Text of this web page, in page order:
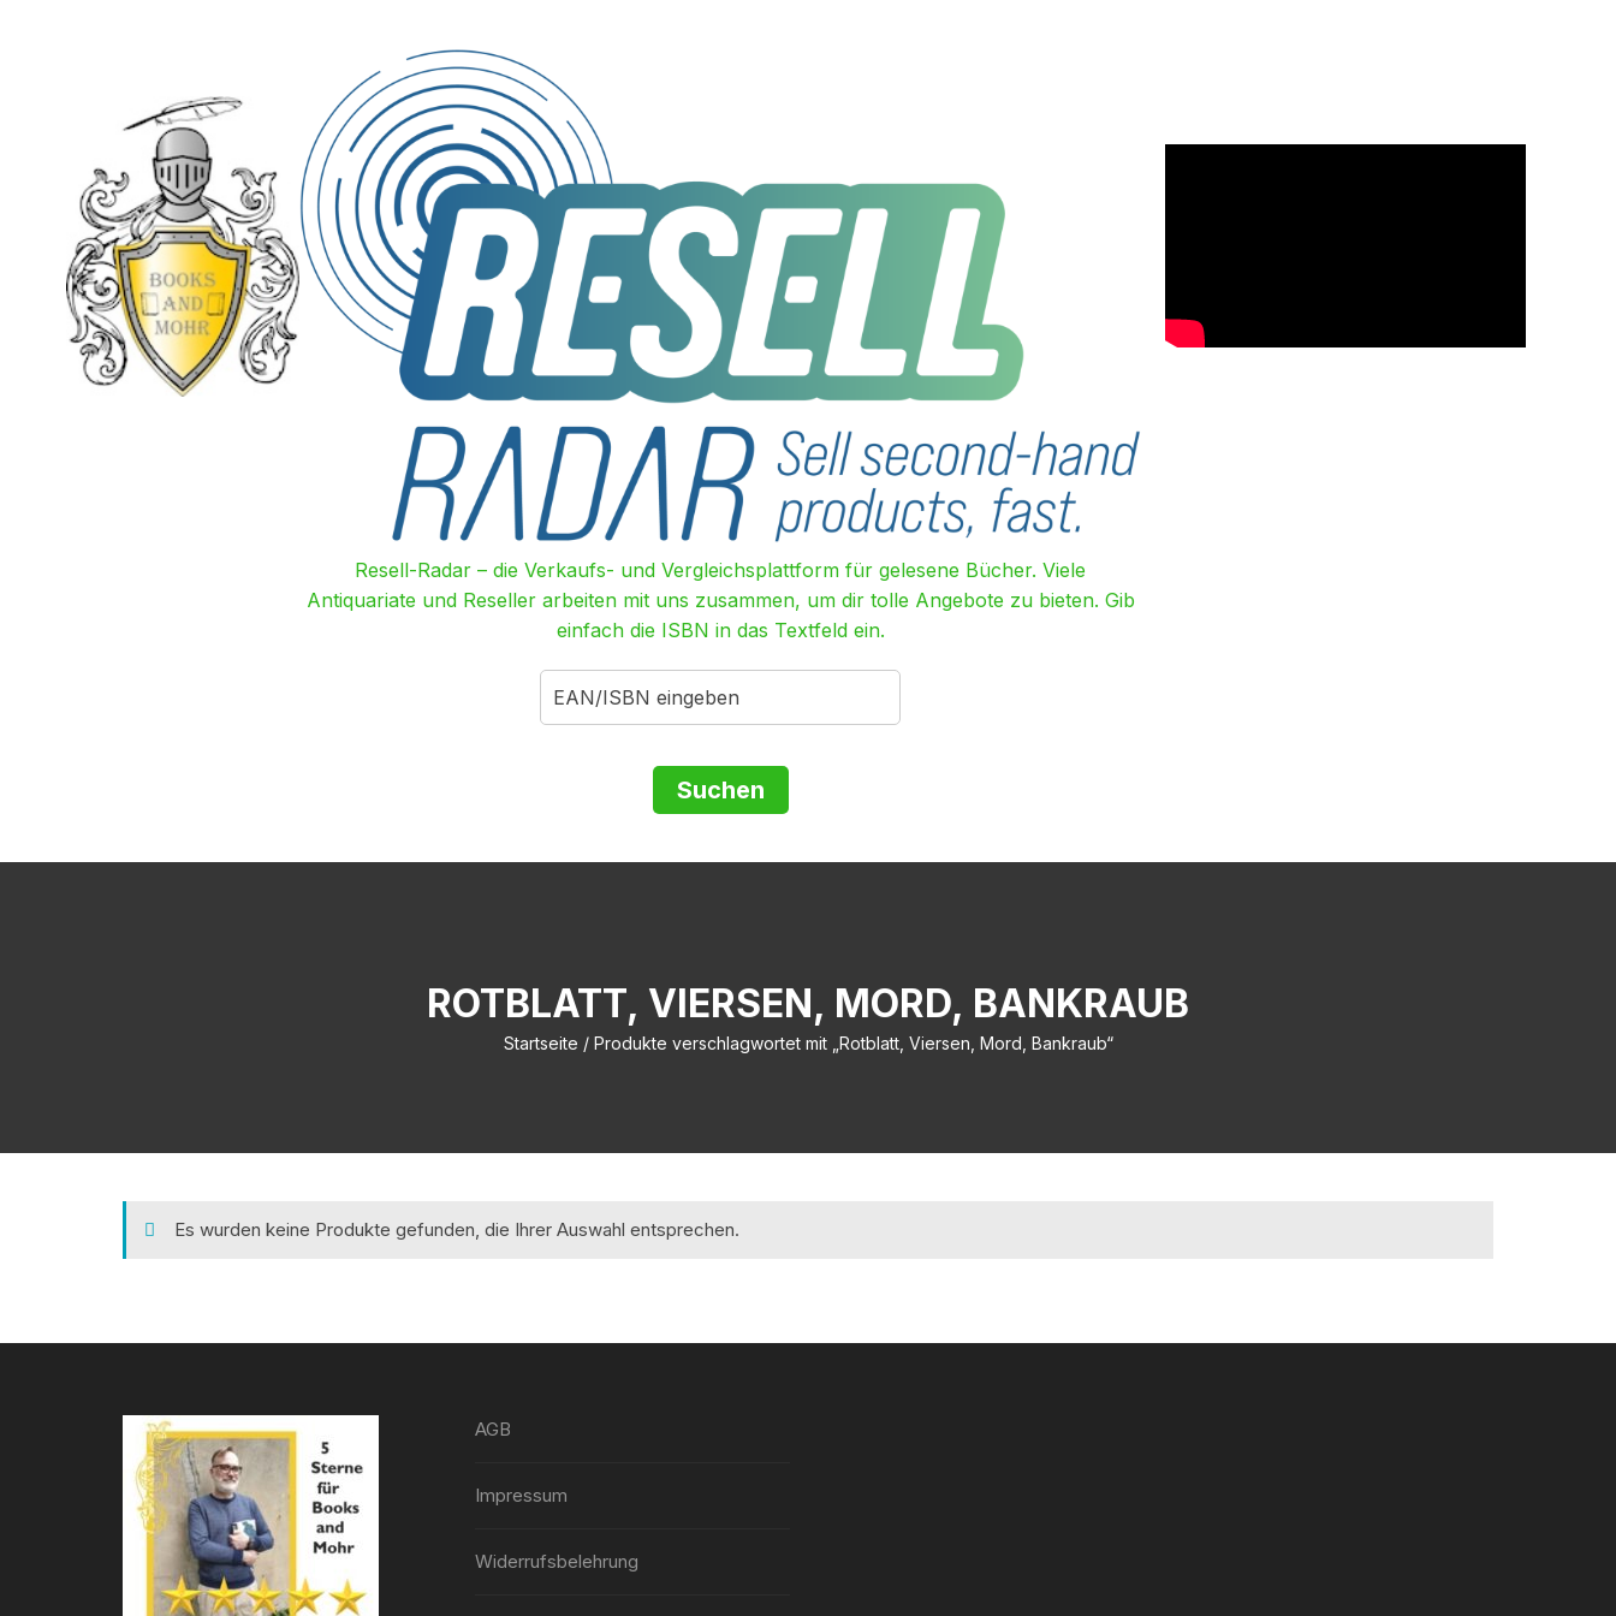
Resell-Radar – die Verkaufs- und Vergleichsplattform für gelesene Bücher. Viele
Antiquariate und Reseller arbeiten mit uns zusammen, um dir tolle Angebote zu bieten. Gib
einfach die ISBN in das Textfeld ein.
ROTBLATT, VIERSEN, MORD, BANKRAUB
Startseite / Produkte verschlagwortet mit „Rotblatt, Viersen, Mord, Bankraub“
Es wurden keine Produkte gefunden, die Ihrer Auswahl entsprechen.
AGB
Impressum
Widerrufsbelehrung